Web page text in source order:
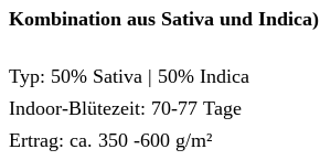
Kombination aus Sativa und Indica)
Typ: 50% Sativa | 50% Indica
Indoor-Blütezeit: 70-77 Tage
Ertrag: ca. 350 -600 g/m²